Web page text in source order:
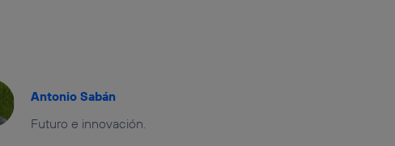
Antonio Sabán
Futuro e innovación.